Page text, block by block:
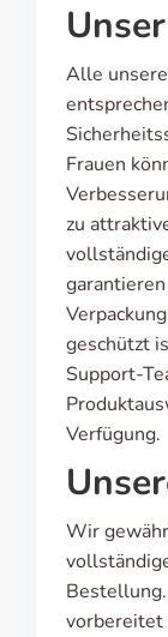
Alle
Frauen
zu
geschützt
Support-
Verfügung.
Wir
vorbereitet